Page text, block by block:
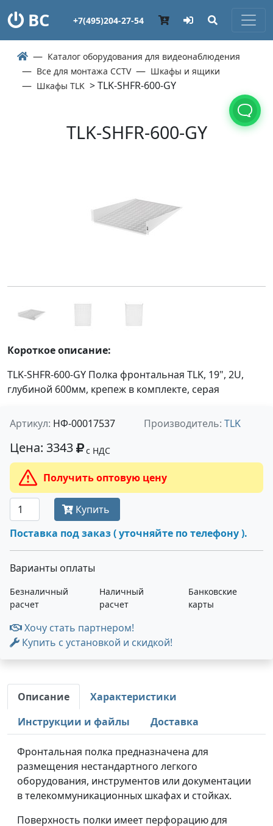
ВС +7(495)204-27-54
Каталог оборудования для видеонаблюдения
Все для монтажа CCTV
Шкафы и ящики
Шкафы TLK > TLK-SHFR-600-GY
TLK-SHFR-600-GY
Короткое описание:
TLK-SHFR-600-GY Полка фронтальная TLK, 19", 2U,
глубиной 600мм, крепеж в комплекте, серая
Артикул: НФ-00017537 Производитель: TLK
Цена: 3343 с НДС
Получить оптовую цену
Купить
Поставка под заказ ( уточняйте по телефону ).
Варианты оплаты
Безналичный
расчет
Наличный
расчет
Банковские
карты
Хочу стать партнером!
Купить с установкой и скидкой!
Описание
Характеристики
Инструкции и файлы
Доставка
Фронтальная полка предназначена для
размещения нестандартного легкого
оборудования, инструментов или документации
в телекоммуникационных шкафах и стойках.
Поверхность полки имеет перфорацию для